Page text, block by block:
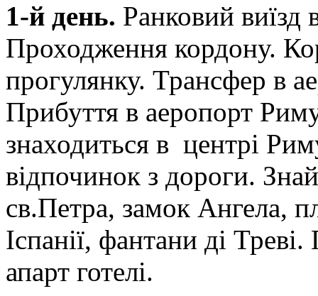
1-й день. Ранковий
Проходження кордону.
прогулянку. Трансфер в
Прибуття в аеропорт
знаходиться в центрі
відпочинок з дороги.
св.Петра, замок Ангела,
Іспанії, фантани ді
апарт готелі.